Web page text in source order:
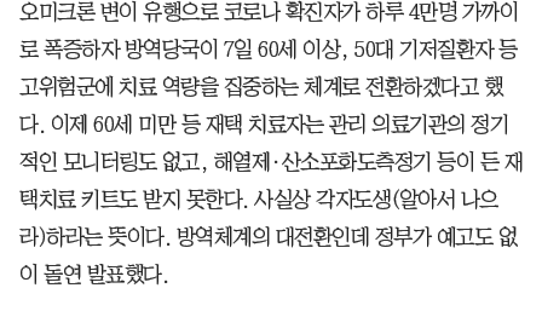
오미크론 변이 유행으로 코로나 확진자가 하루 4만명 가까이
로 폭증하자 방역당국이 7일 60세 이상, 50대 기저질환자 등
고위험군에 치료 역량을 집중하는 체계로 전환하겠다고 했
다. 이제 60세 미만 등 재택 치료자는 관리 의료기관의 정기
적인 모니터링도 없고, 해열제·산소포화도측정기 등이 든 재
택치료 키트도 받지 못한다. 사실상 각자도생(알아서 나으
라)하라는 뜻이다. 방역체계의 대전환인데 정부가 예고도 없
이 돌연 발표했다.